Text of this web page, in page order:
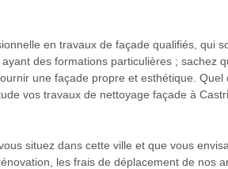
en travaux de façade qualifiés, qui
des formations particulières ; sachez
une façade propre et esthétique.
vos travaux de nettoyage façade à
situez dans cette ville et que vous
les frais de déplacement de nos